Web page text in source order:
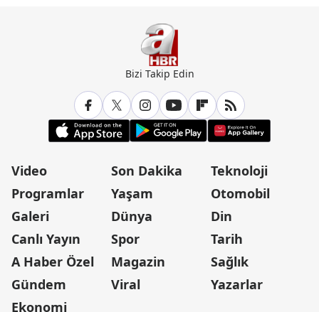
Bizi Takip Edin
Video
Programlar
Galeri
Canlı Yayın
A Haber Özel
Gündem
Ekonomi
Son Dakika
Yaşam
Dünya
Spor
Magazin
Viral
Teknoloji
Otomobil
Din
Tarih
Sağlık
Yazarlar